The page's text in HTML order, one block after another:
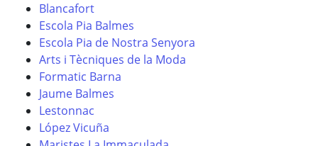
Blancafort
Escola Pia Balmes
Escola Pia de Nostra Senyora
Arts i Tècniques de la Moda
Formatic Barna
Jaume Balmes
Lestonnac
López Vicuña